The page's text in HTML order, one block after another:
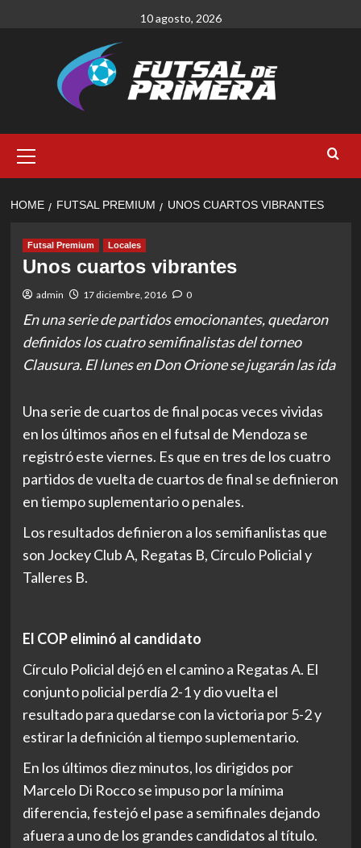
10 agosto, 2026
Menu
HOME FUTSAL PREMIUM UNOS CUARTOS VIBRANTES
Futsal Premium Locales
Unos cuartos vibrantes
admin 17 diciembre, 2016 0
En una serie de partidos emocionantes, quedaron
definidos los cuatro semifinalistas del torneo
Clausura. El lunes en Don Orione se jugarán las ida
Una serie de cuartos de final pocas veces vividas
en los últimos años en el futsal de Mendoza se
registró este viernes. Es que en tres de los cuatro
partidos de vuelta de cuartos de final se definieron
en tiempo suplementario o penales.
Los resultados definieron a los semifianlistas que
son Jockey Club A, Regatas B, Círculo Policial y
Talleres B.
El COP eliminó al candidato
Círculo Policial dejó en el camino a Regatas A. El
conjunto policial perdía 2-1 y dio vuelta el
resultado para quedarse con la victoria por 5-2 y
estirar la definición al tiempo suplementario.
En los últimos diez minutos, los dirigidos por
Marcelo Di Rocco se impuso por la mínima
diferencia, festejó el pase a semifinales dejando
afuera a uno de los grandes candidatos al título.